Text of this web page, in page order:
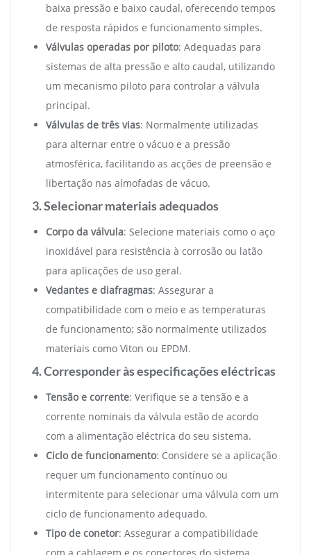
baixa pressão e baixo caudal, oferecendo tempos
de resposta rápidos e funcionamento simples.
Válvulas operadas por piloto: Adequadas para
sistemas de alta pressão e alto caudal, utilizando
um mecanismo piloto para controlar a válvula
principal.
Válvulas de três vias: Normalmente utilizadas
para alternar entre o vácuo e a pressão
atmosférica, facilitando as acções de preensão e
libertação nas almofadas de vácuo.
3. Selecionar materiais adequados
Corpo da válvula: Selecione materiais como o aço
inoxidável para resistência à corrosão ou latão
para aplicações de uso geral.
Vedantes e diafragmas: Assegurar a
compatibilidade com o meio e as temperaturas
de funcionamento; são normalmente utilizados
materiais como Viton ou EPDM.
4. Corresponder às especificações eléctricas
Tensão e corrente: Verifique se a tensão e a
corrente nominais da válvula estão de acordo
com a alimentação eléctrica do seu sistema.
Ciclo de funcionamento: Considere se a aplicação
requer um funcionamento contínuo ou
intermitente para selecionar uma válvula com um
ciclo de funcionamento adequado.
Tipo de conetor: Assegurar a compatibilidade